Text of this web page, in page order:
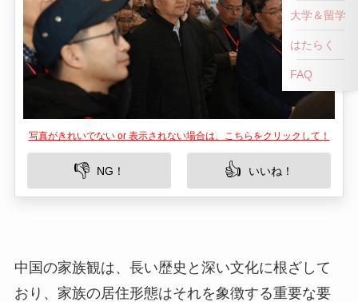
👎 👍
中国の家族観は、長い歴史と深い文化に根ざして
おり、家族の居住形態はそれを象徴する重要な要
大学＆留学
はたらく
FAQ